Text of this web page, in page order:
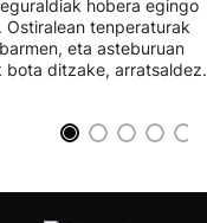
hobera egingo
tenperaturak
eta asteburuan
ditzake, arratsaldez.